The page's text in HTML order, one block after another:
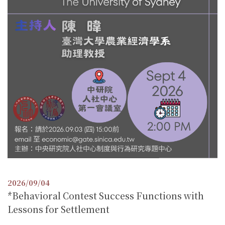
2026/09/04
*Behavioral Contest Success Functions with
Lessons for Settlement